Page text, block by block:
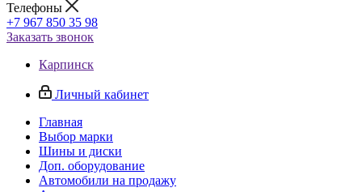
Телефоны
+7 967 850 35 98
Заказать звонок
Карпинск
Личный кабинет
Главная
Выбор марки
Шины и диски
Доп. оборудование
Автомобили на продажу